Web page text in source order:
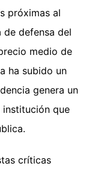
próximas al
defensa del
medio de
ha subido un
genera un
que
críticas